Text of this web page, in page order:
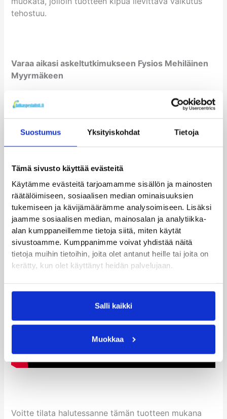
Suostumus Yksityiskohdat Tietoja
Tämä sivusto käyttää evästeitä
Käytämme evästeitä tarjoamamme sisällön ja mainosten
räätälöimiseen, sosiaalisen median ominaisuuksien
tukemiseen ja kävijämäärämme analysoimiseen. Lisäksi
jaamme sosiaalisen median, mainosalan ja analytiikka-
alan kumppaneillemme tietoja siitä, miten käytät
sivustoamme. Kumppanimme voivat yhdistää näitä
tietoja muihin tietoihin, joita olet antanut heille tai joita on
kerätty, kun olet käyttänyt heidän palvelujaan.
Salli kaikki
Muokkaa
tehostuu.
Varaa aikasi askeltutkimukseen Fysios Mehiläinen
Myyrmäkeen
Voit varata aikasi Antille Fysios Mehiläinen
Myyrmäkeen alaraajatutkimukseen painamallatästä.
Tuotteen hinta on Myyrmäestä ostettaessa 194
euroa. Käynnillä voimme tehdä tarpeen vaatiessa
vastaanottokäynnin hinta. Myyrmäessä voidaan
samalla halutessasi arvioida kiilattujen pohjallisten ja
TNS-laitteen sopivuutta kivun lievitykseen. Teemme
myös polven nivelrikkoon suunniteltuja yksilöllisiä
tukipohjallisia.
Videolla lisää tuesta enganniksi.
Voitte tilata halutessanne tämän tuotteen mukana